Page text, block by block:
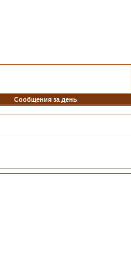
Сообщения за день